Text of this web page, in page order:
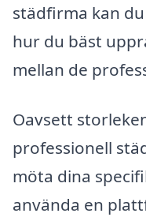
städfirma kan
hur du bäst
mellan de
Oavsett
professionell
möta dina
använda en